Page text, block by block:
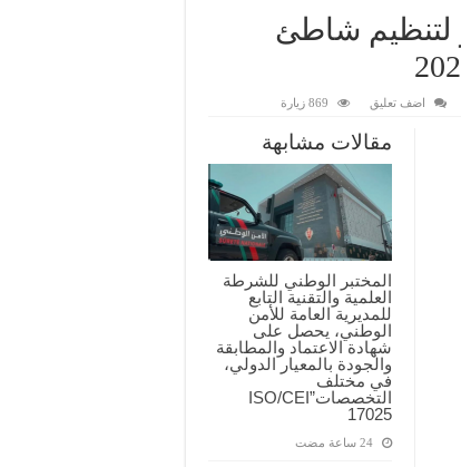
لتنظيم شاطئ
اضف تعليق 869 زيارة
مقالات مشابهة
المختبر الوطني للشرطة
العلمية والتقنية التابع
للمديرية العامة للأمن
الوطني، يحصل على
شهادة الاعتماد والمطابقة
والجودة بالمعيار الدولي،
في مختلف
التخصصات”ISO/CEI
17025